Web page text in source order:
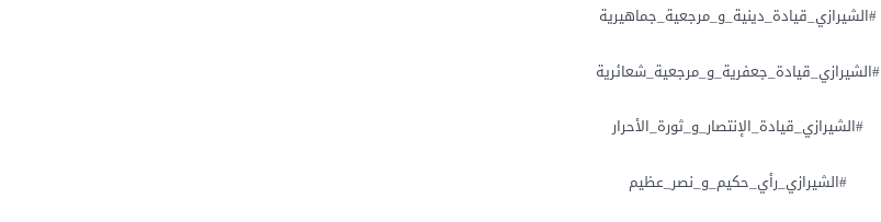
#الشيرازي_قيادة_دينية_و_مرجعية_جماهيرية
#الشيرازي_قيادة_جعفرية_و_مرجعية_شعائرية
#الشيرازي_قيادة_الإنتصار_و_ثورة_الأحرار
#الشيرازي_رأي_حكيم_و_نصر_عظيم